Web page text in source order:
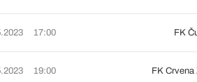
17:00 FK
19:00 FK Crvena